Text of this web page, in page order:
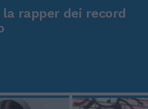
rapper dei record